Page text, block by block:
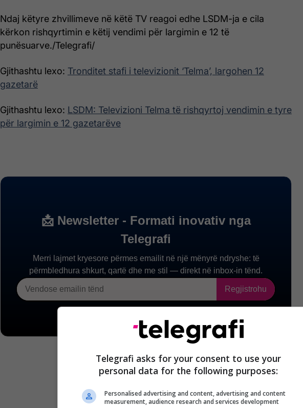
Ndaj këtyre zhvillimeve në këtë TV reagoi edhe LSDM-ja e cila
kërkon rishqyrtimin e këtij vendimi për largimin e 12 të
punësuarve./Telegrafi/
Gjithashtu lexo: Tronditet stafi i televizionit ‘Telma’, largohen 12
gazetarë
Gjithashtu lexo: LSDM: Televizioni Telma të rishqyrtoj vendimin e tyre
për largimin e 12 gazetarëve
Telegrafi asks for your consent to use your
personal data for the following purposes:
Personalised advertising and content, advertising and content
measurement, audience research and services development